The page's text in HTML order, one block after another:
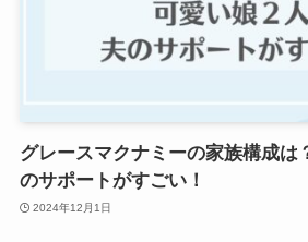
グレースマクナミーの家族構成は
のサポートがすごい！
2024年12月1日